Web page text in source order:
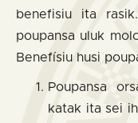
benefisiu ita
poupansa uluk
Benefísiu husi
Poupansa
katak ita sei